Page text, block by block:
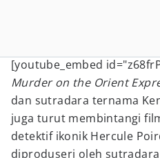
[youtube_embed
Murder on the Orient
dan sutradara ternama
juga turut membintangi
detektif ikonik Hercule
diproduseri oleh